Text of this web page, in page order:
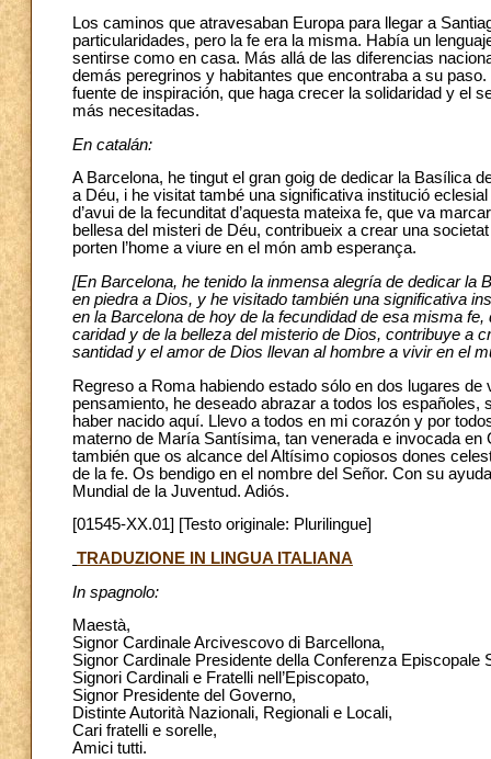
Los caminos que atravesaban Europa para llegar a
particularidades, pero la fe era la misma. Había un
sentirse como en casa. Más allá de las diferencias
demás peregrinos y habitantes que encontraba a su
fuente de inspiración, que haga crecer la solidaridad y el
más necesitadas.
En catalán:
A Barcelona, he tingut el gran goig de dedicar la Basílica
a Déu, i he visitat també una significativa institució
d’avui de la fecunditat d’aquesta mateixa fe, que va
bellesa del misteri de Déu, contribueix a crear una
porten l’home a viure en el món amb esperança.
[En Barcelona, he tenido la inmensa alegría de dedicar la
en piedra a Dios, y he visitado también una significativa
en la Barcelona de hoy de la fecundidad de esa misma
caridad y de la belleza del misterio de Dios, contribuye a
santidad y el amor de Dios llevan al hombre a vivir en el
Regreso a Roma habiendo estado sólo en dos lugares
pensamiento, he deseado abrazar a todos los
haber nacido aquí. Llevo a todos en mi corazón y por
materno de María Santísima, tan venerada e invocada
también que os alcance del Altísimo copiosos dones
de la fe. Os bendigo en el nombre del Señor. Con su
Mundial de la Juventud. Adiós.
[01545-XX.01] [Testo originale: Plurilingue]
TRADUZIONE IN LINGUA ITALIANA
In spagnolo:
Maestà,
Signor Cardinale Arcivescovo di Barcellona,
Signor Cardinale Presidente della Conferenza Episcopale
Signori Cardinali e Fratelli nell’Episcopato,
Signor Presidente del Governo,
Distinte Autorità Nazionali, Regionali e Locali,
Cari fratelli e sorelle,
Amici tutti.